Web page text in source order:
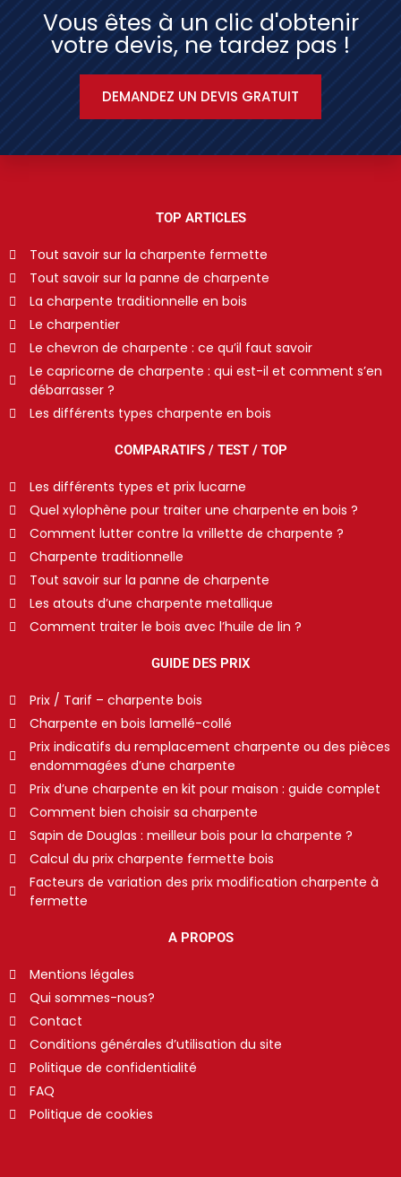
Vous êtes à un clic d'obtenir
votre devis, ne tardez pas !
DEMANDEZ UN DEVIS GRATUIT
TOP ARTICLES
Tout savoir sur la charpente fermette
Tout savoir sur la panne de charpente
La charpente traditionnelle en bois
Le charpentier
Le chevron de charpente : ce qu’il faut savoir
Le capricorne de charpente : qui est-il et comment s’en
débarrasser ?
Les différents types charpente en bois
COMPARATIFS / TEST / TOP
Les différents types et prix lucarne
Quel xylophène pour traiter une charpente en bois ?
Comment lutter contre la vrillette de charpente ?
Charpente traditionnelle
Tout savoir sur la panne de charpente
Les atouts d’une charpente metallique
Comment traiter le bois avec l’huile de lin ?
GUIDE DES PRIX
Prix / Tarif – charpente bois
Charpente en bois lamellé-collé
Prix indicatifs du remplacement charpente ou des pièces
endommagées d’une charpente
Prix d’une charpente en kit pour maison : guide complet
Comment bien choisir sa charpente
Sapin de Douglas : meilleur bois pour la charpente ?
Calcul du prix charpente fermette bois
Facteurs de variation des prix modification charpente à
fermette
A PROPOS
Mentions légales
Qui sommes-nous?
Contact
Conditions générales d’utilisation du site
Politique de confidentialité
FAQ
Politique de cookies